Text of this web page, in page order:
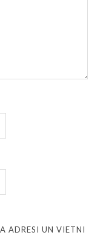
ADRESI UN VIETNI